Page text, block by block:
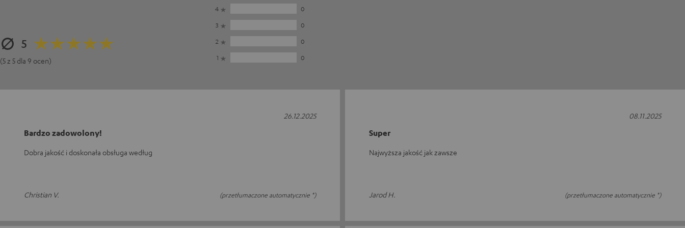
5
(5 z 5 dla 9 ocen)
4
0
3
0
2
0
1
0
Bardzo zadowolony!
Dobra jakość i doskonała obsługa według
Christian V. (przetłumaczone automatycznie *)
26.12.2025
Super
Najwyższa jakość jak zawsze
Jarod H. (przetłumaczone automatycznie *)
08.11.2025